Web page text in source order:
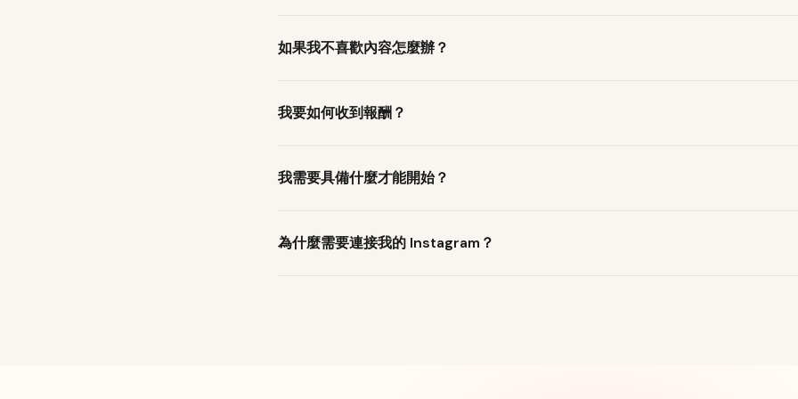
任何操作。你的密碼絕不會提供給我們。你隨時可從 Instagram 設定撤銷授權——即時生
如果我不喜歡內容怎麼辦？
任何懲罰，也不影響未來的合作機會。
我要如何收到報酬？
我需要具備什麼才能開始？
流程，也沒有最低互動率門檻。
為什麼需要連接我的 Instagram？